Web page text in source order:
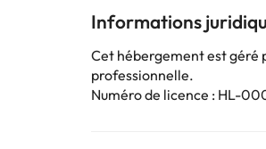
En cas de choix d'un
appartement pour 4
deux enfants de moins de 10
Dépôt de garantie de 50 €
Informations
Cet hébergement est géré
professionnelle.
Numéro de licence : HL-